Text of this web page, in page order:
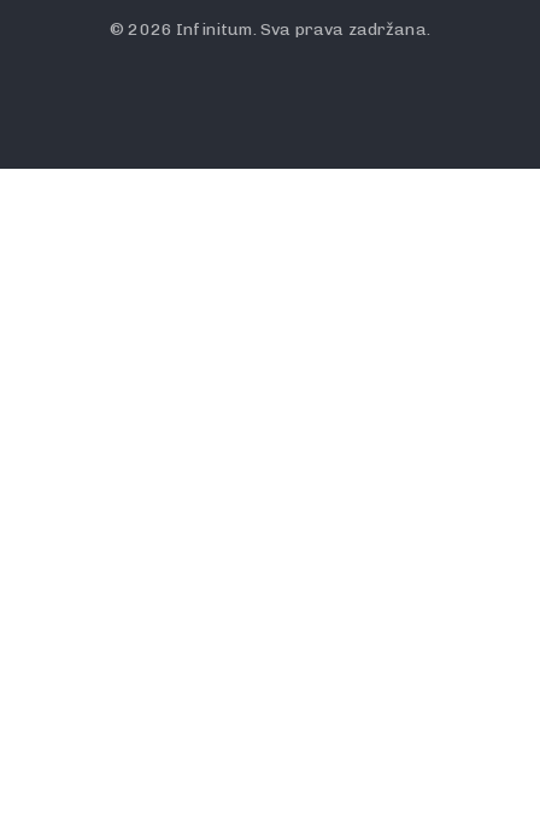
© 2026 Infinitum. Sva prava zadržana.